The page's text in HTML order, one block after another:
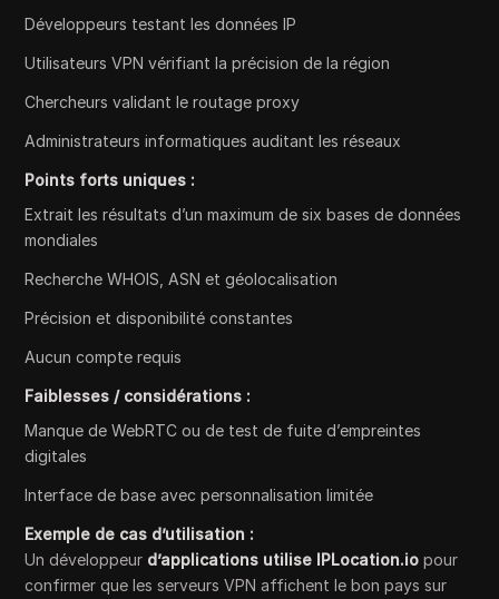
Développeurs testant les données IP
Utilisateurs VPN vérifiant la précision de la région
Chercheurs validant le routage proxy
Administrateurs informatiques auditant les réseaux
Points forts uniques :
Extrait les résultats d’un maximum de six bases de données
mondiales
Recherche WHOIS, ASN et géolocalisation
Précision et disponibilité constantes
Aucun compte requis
Faiblesses / considérations :
Manque de WebRTC ou de test de fuite d’empreintes
digitales
Interface de base avec personnalisation limitée
Exemple de cas d’utilisation :
Un développeur d’applications utilise IPLocation.io pour
confirmer que les serveurs VPN affichent le bon pays sur